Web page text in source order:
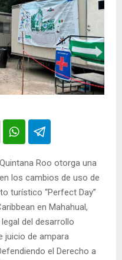
Roo otorga una
los cambios de uso de
turístico “Perfect Day”
en Mahahual,
del desarrollo
juicio de ampara
el Derecho a